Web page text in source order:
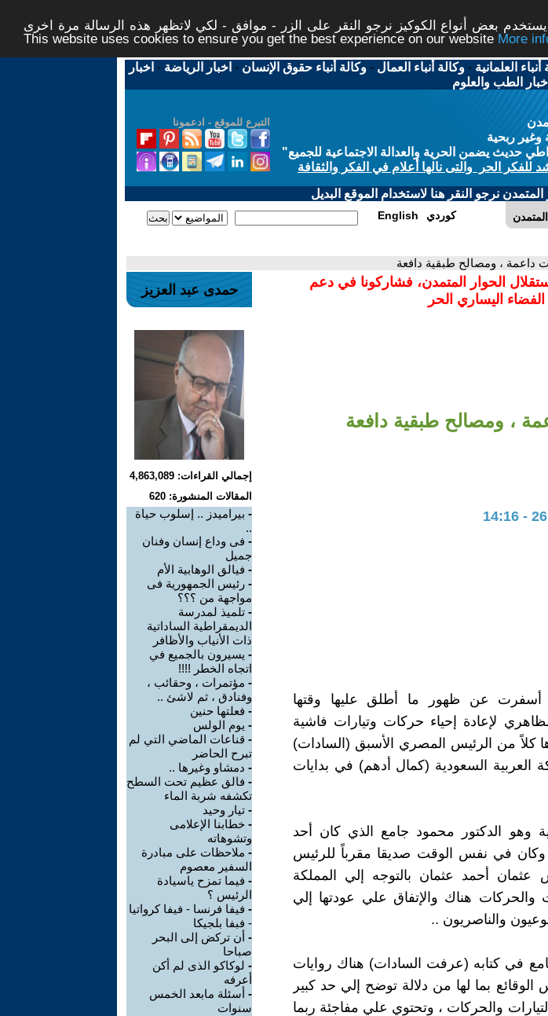
بعض أنواع الكوكيز نرجو النقر على الزر - موافق - لكي لاتظهر هذه الرسالة مرة اخرى -
This website uses cookies to ensure you get the best experience on our website
أنباء العلمانية -وكالة أنباء العمال -وكالة أنباء حقوق الإنسان - اخبار الرياضة - اخبار
اخبار الطب والعلوم
التبرع للموقع - ادعمونا
وغير ربحية
حديث يضمن الحرية والعدالة الاجتماعية للجميع"
للفكر الحر والتى نالها أعلام في الفكر والثقافة
نرجو النقر هنا لاستخدام الموقع البديل
English كوردي
، ومصالح طبقية دافعة
الحوار المتمدن، فشاركونا في دعم
اليساري الحر
، ومصالح طبقية دافعة
أسفرت عن ظهور ما أطلق عليها وقتها
لإعادة إحياء حركات وتيارات فاشية
كلاً من الرئيس المصري الأسبق (السادات)
العربية السعودية (كمال أدهم) في بدايات
وهو الدكتور محمود جامع الذي كان أحد
، وكان في نفس الوقت صديقا مقرباً للرئيس
عثمان أحمد عثمان بالتوجه إلي المملكة
والحركات هناك والإتفاق علي عودتها إلي
والناصريون ..
في كتابه (عرفت السادات) هناك روايات
بما لها من دلالة توضح إلي حد كبير
والحركات ، وتحتوي علي مفاجئة ربما
حمدى عبد العزيز
إجمالي القراءات: 4,863,089
المقالات المنشورة: 620
- بيراميدز .. إسلوب حياة
..
- فى وداع إنسان وفنان
جميل
- فيالق الوهابية الأم
- رئيس الجمهورية فى
مواجهة من ؟؟؟
- تلميذ لمدرسة
الديمقراطية الساداتية
ذات الأنياب والأظافر
- يسيرون بالجميع في
اتجاه الخطر !!!!
- مؤتمرات ، وحقائب ،
وفنادق ، ثم لاشئ ..
- فعلتها حنين
- يوم الولس
- قناعات الماضي التي لم
تبرح الحاضر
- دمشاو وغيرها ..
- فالق عظيم تحت السطح
تكشفه شربة الماء
- تيار وحيد
- خطابنا الإعلامى
وتشوهاته
- ملاحظات على مبادرة
السفير معصوم
- فيما تمزح ياسيادة
الرئيس ؟
- فيفا فرنسا - فيفا كرواتيا
- فبفا بلجيكا
- أن تركض إلى البحر
صباحا
- لوكاكو الذى لم أكن
أعرفه
- أسئلة مابعد الخمس
سنوات